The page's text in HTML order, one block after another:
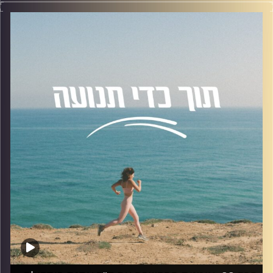
פסיכולוגיה אבנורמלית, טראומה והשלכותיה וכישורים
פסיכולוגים. עבודות המחקר ופרסומיו עוסקים באכפתיות,
אינטרסובייקטיביות וחוויית הזכאות בקשרים משמעותיים. לצד
העבודה האקדמית מטפל ד"ר טולמץ' בקליניקה בתל אביב
והוא בוגר תוכנית "הידברות" של המכון הפסיכואנליט.
הנושאים שדיברנו עליהם:
הבנת הפרעת אישיות נרקיסיסטית, נרקיסיזם בריא לעומת
פתולוגי, הצורך בהערצה וחוסר אמפתיה, גורמים התפתחותיים
לנרקיסיזם, אהבה נרקיסיסטית, אהבה אנקליטית.
להצטרפות לקבוצת הוואטספ שלנו "קהילת הפודקאסט- תוך